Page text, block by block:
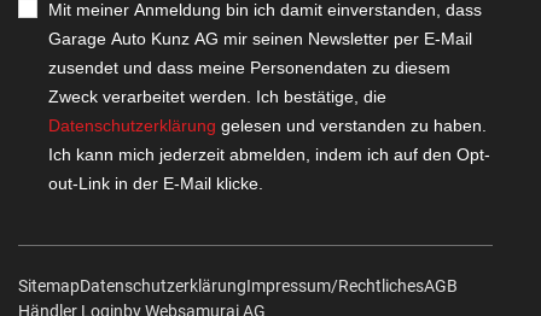
Mit meiner Anmeldung bin ich damit einverstanden, dass
Garage Auto Kunz AG mir seinen Newsletter per E-Mail
zusendet und dass meine Personendaten zu diesem
Zweck verarbeitet werden. Ich bestätige, die
Datenschutzerklärung gelesen und verstanden zu haben.
Ich kann mich jederzeit abmelden, indem ich auf den Opt-
out-Link in der E-Mail klicke.
SitemapDatenschutzerklärungImpressum/RechtlichesAGB
Händler Loginby Web­sa­mu­rai AG